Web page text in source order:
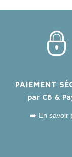
PAIEMENT
par CB &
➡️ En savoir